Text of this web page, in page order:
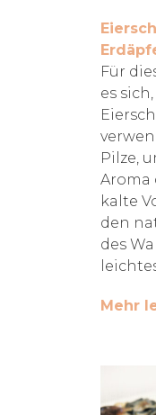
Für
es
Pilze,
Aroma
kalte
den
des
Mehr